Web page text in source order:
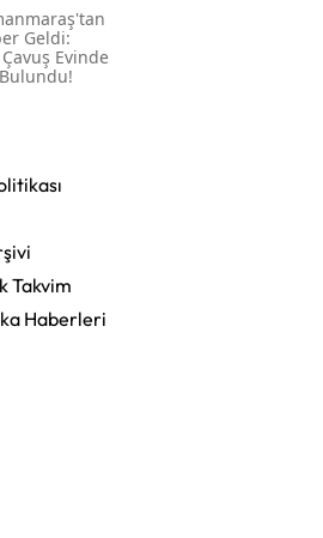
Geldi:
Evinde
Takvim
Haberleri